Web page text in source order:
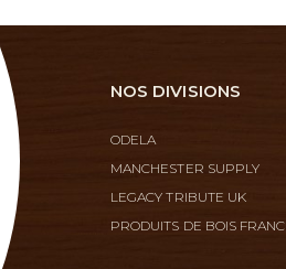
NOS DIVISIONS
ODELA
MANCHESTER SUPPLY
LEGACY TRIBUTE UK
PRODUITS DE BOIS FRANC